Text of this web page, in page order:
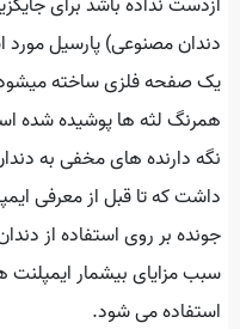
دندان مصنوعی) پارسیل مورد
یک صفحه فلزی ساخته
همرنگ لثه ها پوشیده شده
نگه دارنده های مخفی به
داشت که تا قبل از معرفی
جونده بر روی استفاده از
سبب مزایای بیشمار ایمپلنت
استفاده می شود.